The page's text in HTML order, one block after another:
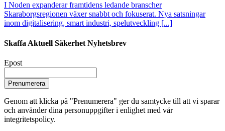
I Noden expanderar framtidens ledande branscher
Skaraborgsregionen växer snabbt och fokuserat. Nya satsningar
inom digitalisering, smart industri, spelutveckling [...]
Skaffa Aktuell Säkerhet Nyhetsbrev
Epost
Prenumerera
Genom att klicka på "Prenumerera" ger du samtycke till att vi sparar
och använder dina personuppgifter i enlighet med vår
integritetspolicy.